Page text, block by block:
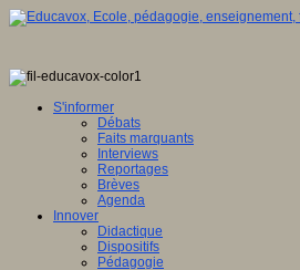
S'informer
Débats
Faits marquants
Interviews
Reportages
Brèves
Agenda
Innover
Didactique
Dispositifs
Pédagogie